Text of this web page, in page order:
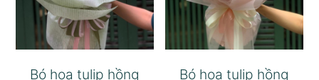
Bó hoa tulip hồng
Bó hoa tulip hồng